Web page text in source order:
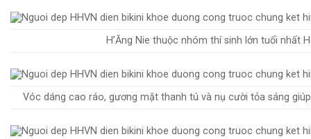
H’Ăng Nie thuộc nhóm thí sinh lớn tuổi nhất
Vóc dáng cao ráo, gương mặt thanh tú và nụ cười tỏa sáng